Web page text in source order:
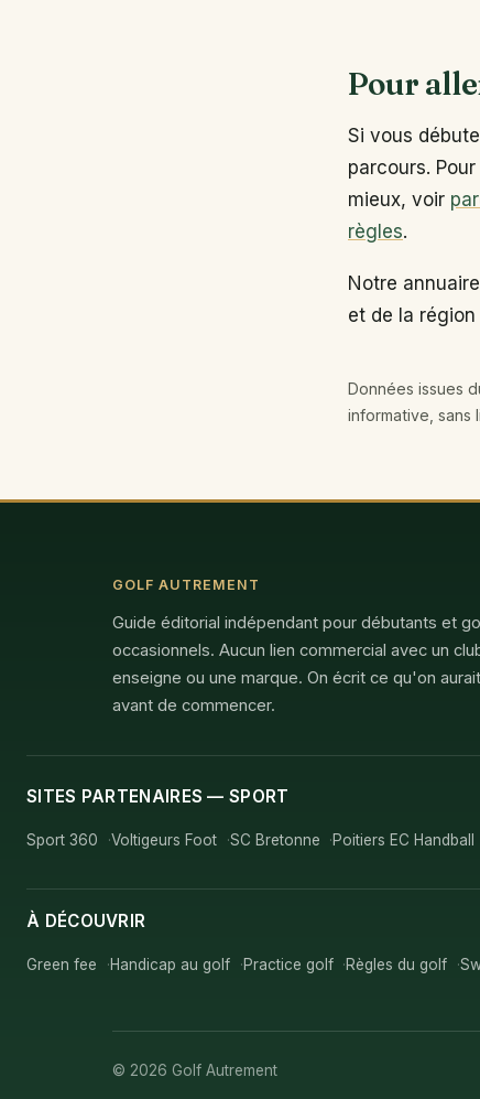
Pour
Si vous
parcours.
mieux, voir
règles.
Notre
et de la région
Données issues
informative, sans
GOLF AUTREMENT
Guide éditorial indépendant pour débutants et
occasionnels. Aucun lien commercial avec un
enseigne ou une marque. On écrit ce qu'on
avant de commencer.
SITES PARTENAIRES — SPORT
Sport 360 Voltigeurs Foot SC Bretonne Poitiers EC Handball
À DÉCOUVRIR
Green fee Handicap au golf Practice golf Règles du golf
© 2026 Golf Autrement